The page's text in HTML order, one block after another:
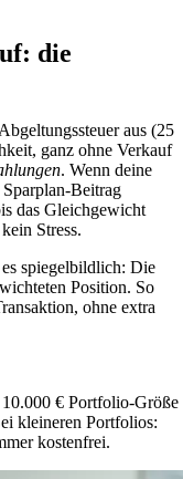
die
aus (25
ganz ohne Verkauf
. Wenn deine
Beitrag
das Gleichgewicht
Stress.
spiegelbildlich: Die
Position. So
ohne extra
€ Portfolio-Größe
kleineren Portfolios:
kostenfrei.